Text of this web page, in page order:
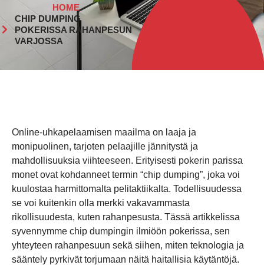
HOME
CHIP DUMPING
POKERISSA RAHANPESUN
VARJOSSA
Online-uhkapelaamisen maailma on laaja ja
monipuolinen, tarjoten pelaajille jännitystä ja
mahdollisuuksia viihteeseen. Erityisesti pokerin parissa
monet ovat kohdanneet termin “chip dumping”, joka voi
kuulostaa harmittomalta pelitaktiikalta. Todellisuudessa
se voi kuitenkin olla merkki vakavammasta
rikollisuudesta, kuten rahanpesusta. Tässä artikkelissa
syvennymme chip dumpingin ilmiöön pokerissa, sen
yhteyteen rahanpesuun sekä siihen, miten teknologia ja
sääntely pyrkivät torjumaan näitä haitallisia käytäntöjä.